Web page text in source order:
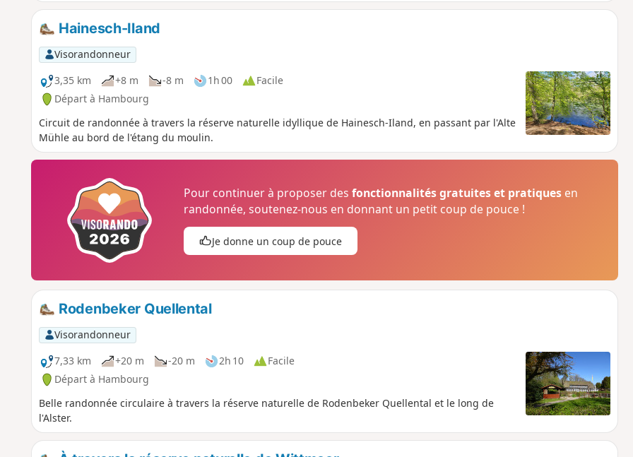
Hainesch-Iland
Visorandonneur
3,35 km
+8 m -8 m 1h 00
Facile
Départ à Hambourg
Circuit de randonnée à travers la réserve naturelle idyllique de Hainesch-Iland, en passant par l'Alte
Mühle au bord de l'étang du moulin.
Pour continuer à proposer desfonctionnalités gratuites et pratiques en
randonnée, soutenez-nous en donnant un petit coup de pouce !
Je donne un coup de pouce
Rodenbeker Quellental
Visorandonneur
7,33 km
+20 m -20 m 2h 10
Facile
Départ à Hambourg
Belle randonnée circulaire à travers la réserve naturelle de Rodenbeker Quellental et le long de
l'Alster.